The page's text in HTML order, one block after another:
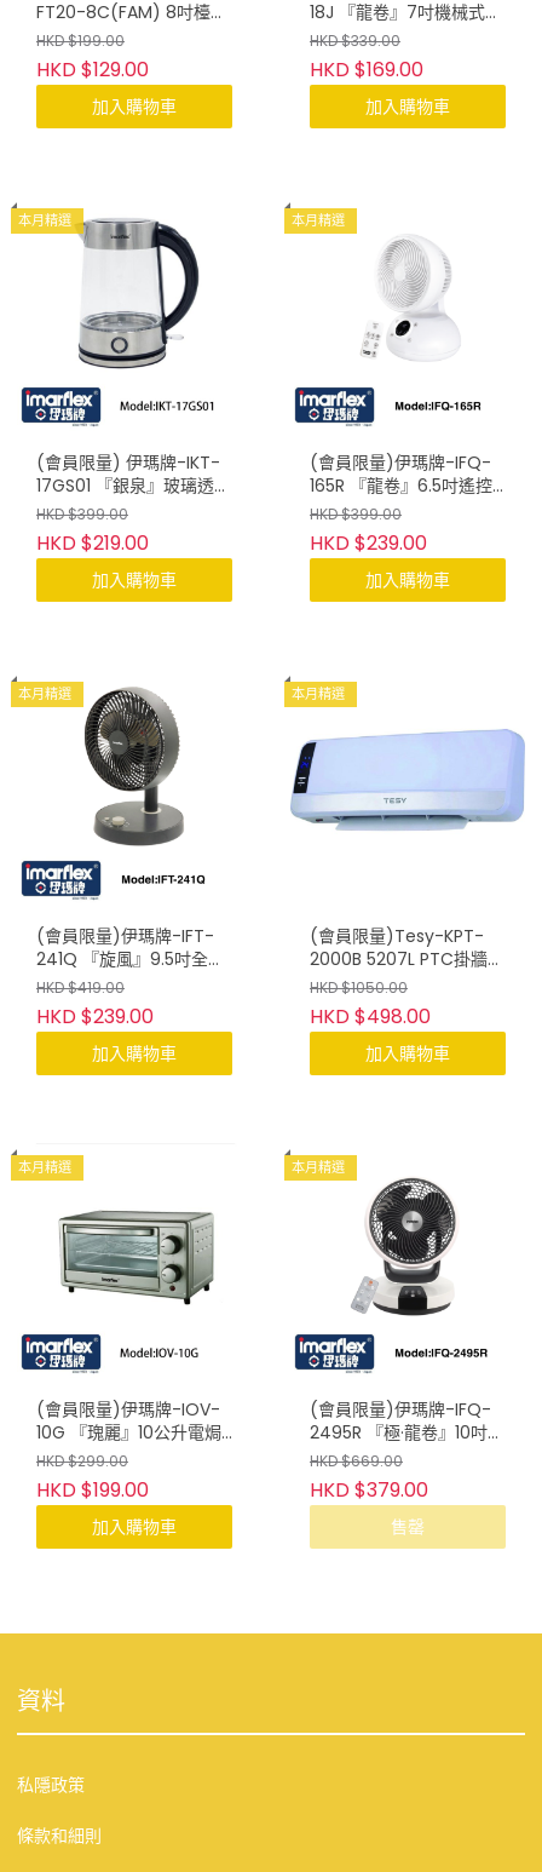
FT20-8C(FAM) 8吋檯夾
兩用扇
HKD $199.00
HKD $129.00
加入購物車
18J 『龍卷』7吋機械式伸
縮扇
HKD $339.00
HKD $169.00
加入購物車
本月精選
(會員限量) 伊瑪牌-IKT-
17GS01 『銀泉』玻璃透明
無線電熱水壺(1.7L)
HKD $399.00
HKD $219.00
加入購物車
本月精選
(會員限量)伊瑪牌-IFQ-
165R 『龍卷』6.5吋遙控
循環扇
HKD $399.00
HKD $239.00
加入購物車
本月精選
(會員限量)伊瑪牌-IFT-
241Q 『旋風』9.5吋全方
位旋風檯扇
HKD $419.00
HKD $239.00
加入購物車
本月精選
(會員限量)Tesy-KPT-
2000B 5207L PTC掛牆式
暖風機
HKD $1050.00
HKD $498.00
加入購物車
本月精選
(會員限量)伊瑪牌-IOV-
10G 『瑰麗』10公升電焗
爐
HKD $299.00
HKD $199.00
加入購物車
本月精選
(會員限量)伊瑪牌-IFQ-
2495R 『極·龍卷』10吋遙
控3D循環扇
HKD $669.00
HKD $379.00
售罄
資料
私隱政策
條款和細則